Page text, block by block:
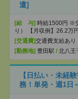
遣]
[給 与] 時給1500円 ※
り） 【月収例】26.2万
[交通費]交通費支給あり
[勤務地] 豊田駅 / 北八王
【日払い・未経
務！単発・週1日